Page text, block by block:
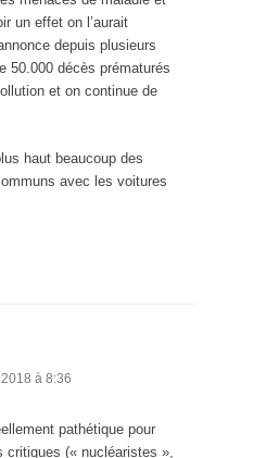
un effet on l’aurait
depuis plusieurs
50.000 décès prématurés
et on continue de
haut beaucoup des
avec les voitures
à 8:36
pathétique pour
(« nucléaristes »,